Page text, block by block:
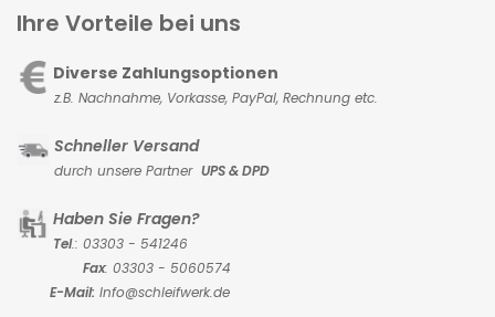
Ihre Vorteile bei uns
Diverse Zahlungsoptionen
z.B. Nachnahme, Vorkasse, PayPal, Rechnung etc.
Schneller Versand
durch unsere Partner UPS & DPD
Haben Sie Fragen?
Tel.: 03303 - 541246
Fax: 03303 - 5060574
E-Mail: Info@schleifwerk.de